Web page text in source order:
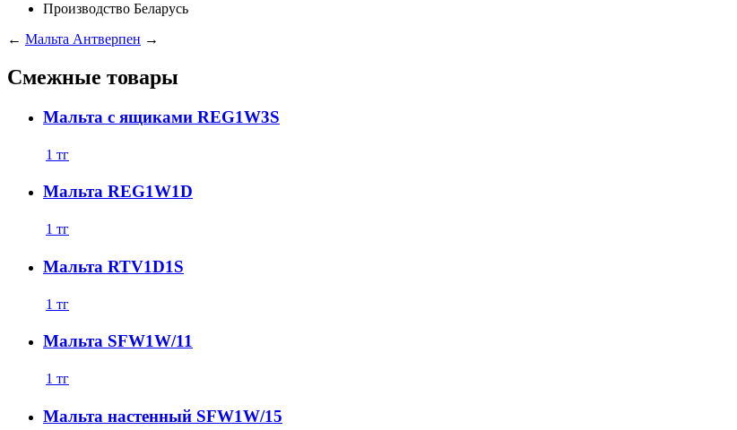
Производство Беларусь
← Мальта Антверпен →
Смежные товары
Мальта с ящиками REG1W3S
1 тг
Мальта REG1W1D
1 тг
Мальта RTV1D1S
1 тг
Мальта SFW1W/11
1 тг
Мальта настенный SFW1W/15